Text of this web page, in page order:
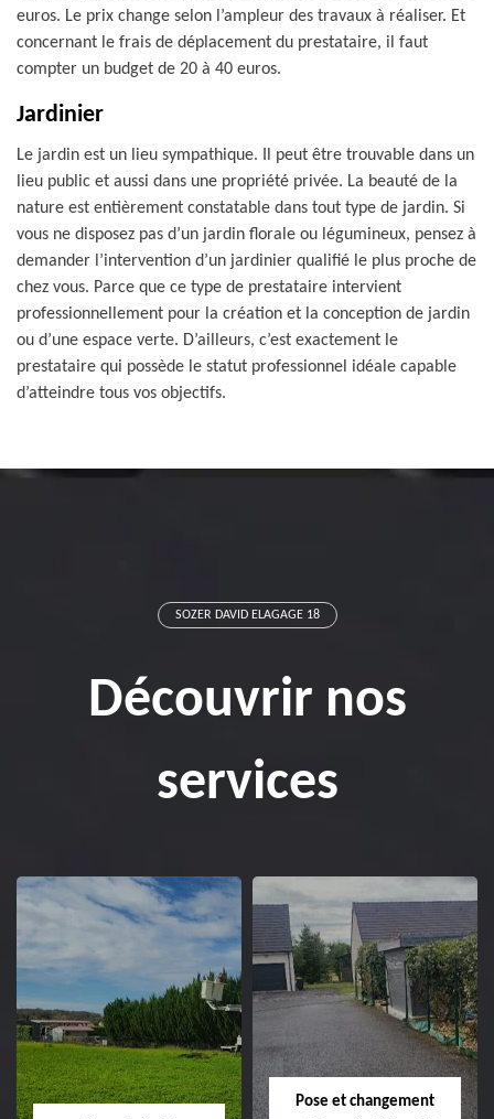
euros. Le prix change selon l’ampleur des travaux à réaliser. Et
concernant le frais de déplacement du prestataire, il faut
compter un budget de 20 à 40 euros.
Jardinier
Le jardin est un lieu sympathique. Il peut être trouvable dans un
lieu public et aussi dans une propriété privée. La beauté de la
nature est entièrement constatable dans tout type de jardin. Si
vous ne disposez pas d’un jardin florale ou légumineux, pensez à
demander l’intervention d’un jardinier qualifié le plus proche de
chez vous. Parce que ce type de prestataire intervient
professionnellement pour la création et la conception de jardin
ou d’une espace verte. D’ailleurs, c’est exactement le
prestataire qui possède le statut professionnel idéale capable
d’atteindre tous vos objectifs.
SOZER DAVID ELAGAGE 18
Découvrir nos
services
Pose et changement